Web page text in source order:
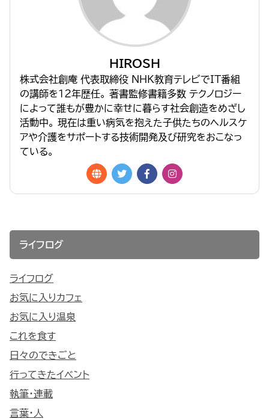
HIROSH
株式会社創庵 代表取締役 NHK教育テレビでIT番組
の講師を１２年歴任。 著書監修書籍多数 テクノロジー
によって誰もが豊かに幸せに暮らす社会創造をめざし
活動中。 現在は重い病気を抱えた子供たちのヘルスケ
アや介護をサポートする技術開発及び研究をおこなっ
ている。
ライフログ
ライフログ
お気に入りカフェ
お気に入り温泉
これを食す
日々のできごと
行ってきたイベント
執筆・連載
言葉・人